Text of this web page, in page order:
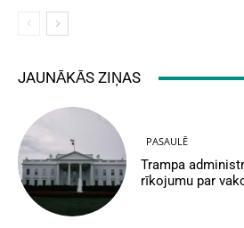
JAUNĀKĀS ZIŅAS
PASAULĒ
Trampa
rīkojumu par